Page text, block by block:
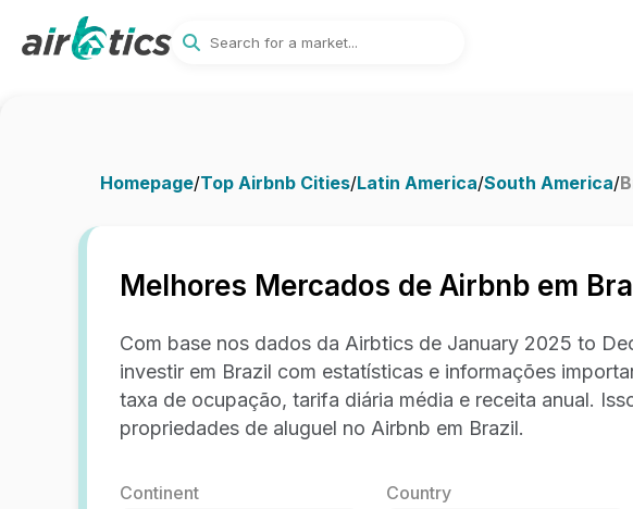
Homepage/Top Airbnb Cities/Latin America/South America/
Melhores Mercados de Airbnb em
Com base nos dados da Airbtics de January 2025 to
investir em Brazil com estatísticas e informações
taxa de ocupação, tarifa diária média e receita anual.
propriedades de aluguel no Airbnb em Brazil.
Continent Country